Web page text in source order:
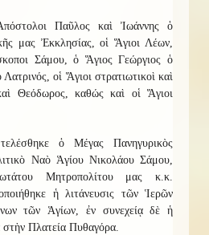
Παῦλος καὶ Ἰωάννης ὁ
μας Ἐκκλησίας, οἱ Ἅγιοι Λέων,
Σάμου, ὁ Ἅγιος Γεώργιος ὁ
Λατρινός, οἱ Ἅγιοι στρατιωτικοὶ καὶ
Θεόδωρος, καθώς καὶ οἱ Ἅγιοι
ὁ Μέγας Πανηγυρικὸς
Ναὸ Ἁγίου Νικολάου Σάμου,
Μητροπολίτου μας
κ.κ.
ἡ λιτάνευσις τῶν Ἱερῶν
τῶν Ἁγίων, ἐν συνεχείᾳ δὲ ἡ
Πλατεία Πυθαγόρα.